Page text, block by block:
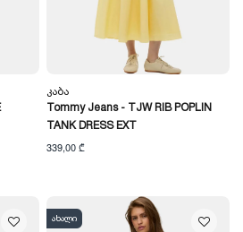
Კაბა
Tommy Jeans - TJW RIB POPLIN
TANK DRESS EXT
339,00 ₾
ახალი